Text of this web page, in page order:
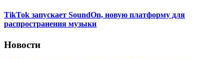
TikTok запускает SoundOn, новую платформу для
распространения музыки
Новости